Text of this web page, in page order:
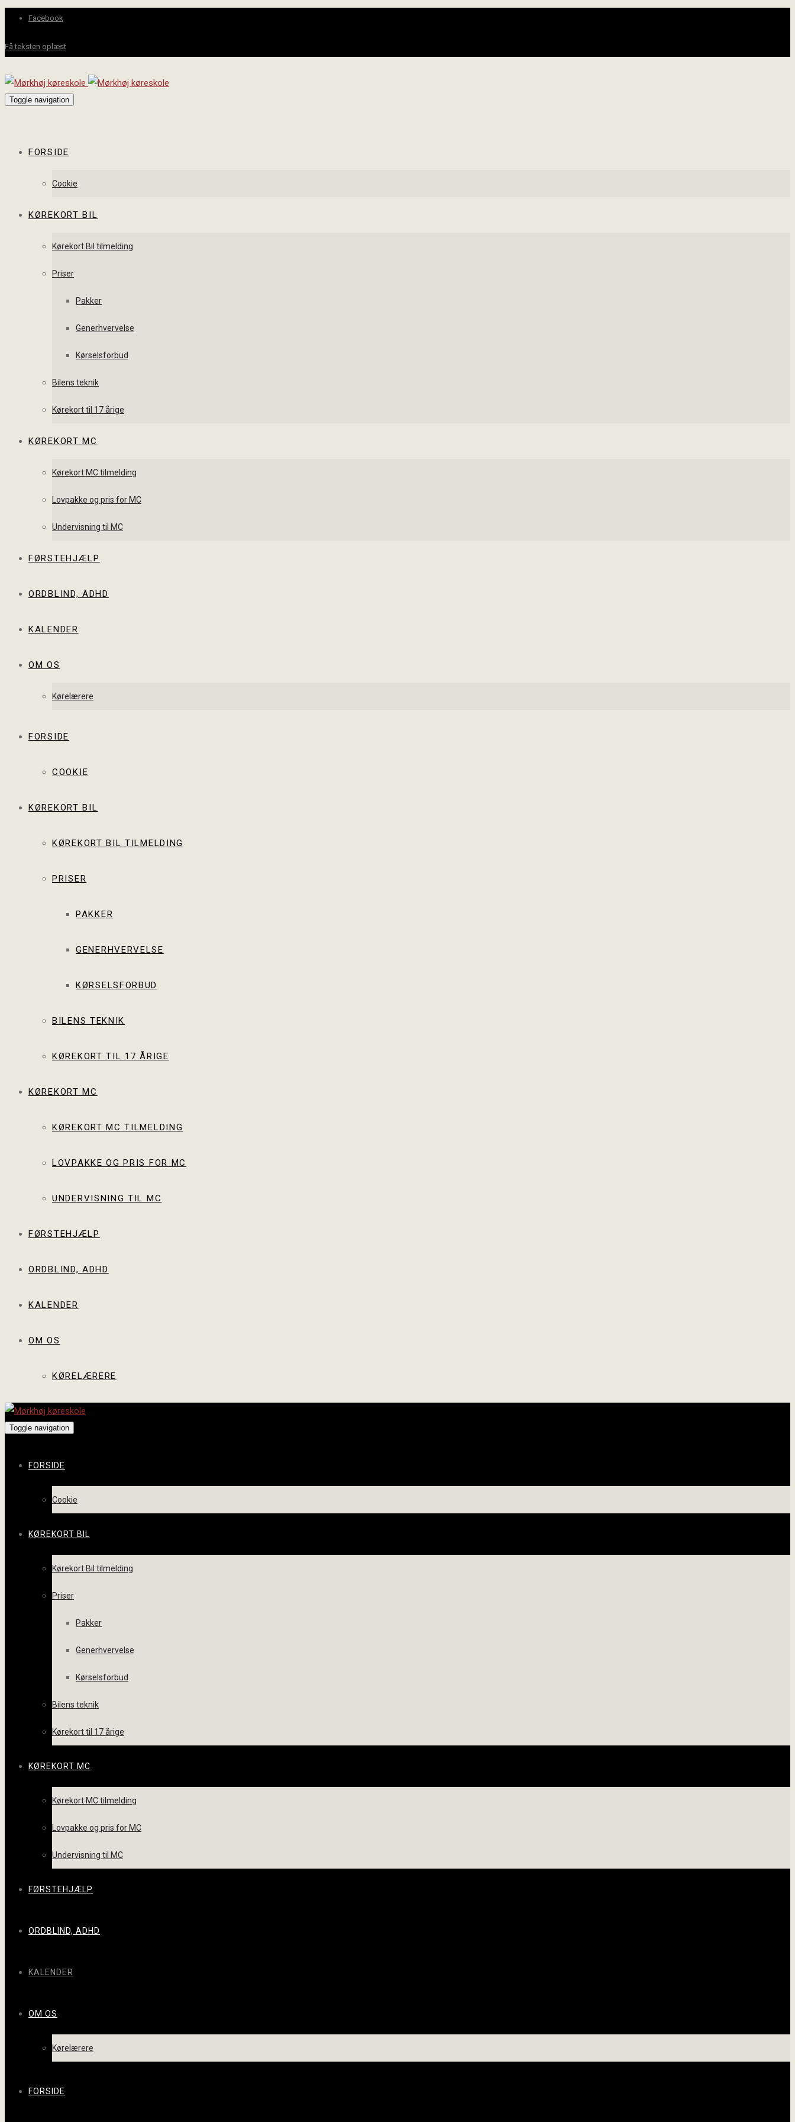
Facebook
Få teksten oplæst
Toggle navigation
FORSIDE
Cookie
KØREKORT BIL
Kørekort Bil tilmelding
Priser
Pakker
Generhvervelse
Kørselsforbud
Bilens teknik
Kørekort til 17 årige
KØREKORT MC
Kørekort MC tilmelding
Lovpakke og pris for MC
Undervisning til MC
FØRSTEHJÆLP
ORDBLIND, ADHD
KALENDER
OM OS
Kørelærere
FORSIDE
COOKIE
KØREKORT BIL
KØREKORT BIL TILMELDING
PRISER
PAKKER
GENERHVERVELSE
KØRSELSFORBUD
BILENS TEKNIK
KØREKORT TIL 17 ÅRIGE
KØREKORT MC
KØREKORT MC TILMELDING
LOVPAKKE OG PRIS FOR MC
UNDERVISNING TIL MC
FØRSTEHJÆLP
ORDBLIND, ADHD
KALENDER
OM OS
KØRELÆRERE
Toggle navigation
FORSIDE
Cookie
KØREKORT BIL
Kørekort Bil tilmelding
Priser
Pakker
Generhvervelse
Kørselsforbud
Bilens teknik
Kørekort til 17 årige
KØREKORT MC
Kørekort MC tilmelding
Lovpakke og pris for MC
Undervisning til MC
FØRSTEHJÆLP
ORDBLIND, ADHD
KALENDER
OM OS
Kørelærere
FORSIDE